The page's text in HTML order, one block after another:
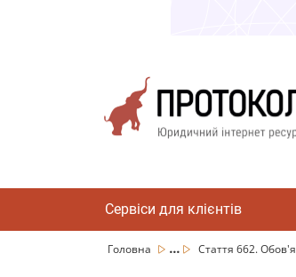
Сервіси для клієнтів
Головна ... Стаття 662.